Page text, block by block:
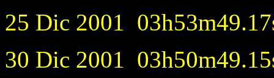
25 Dic 2001
30 Dic 2001